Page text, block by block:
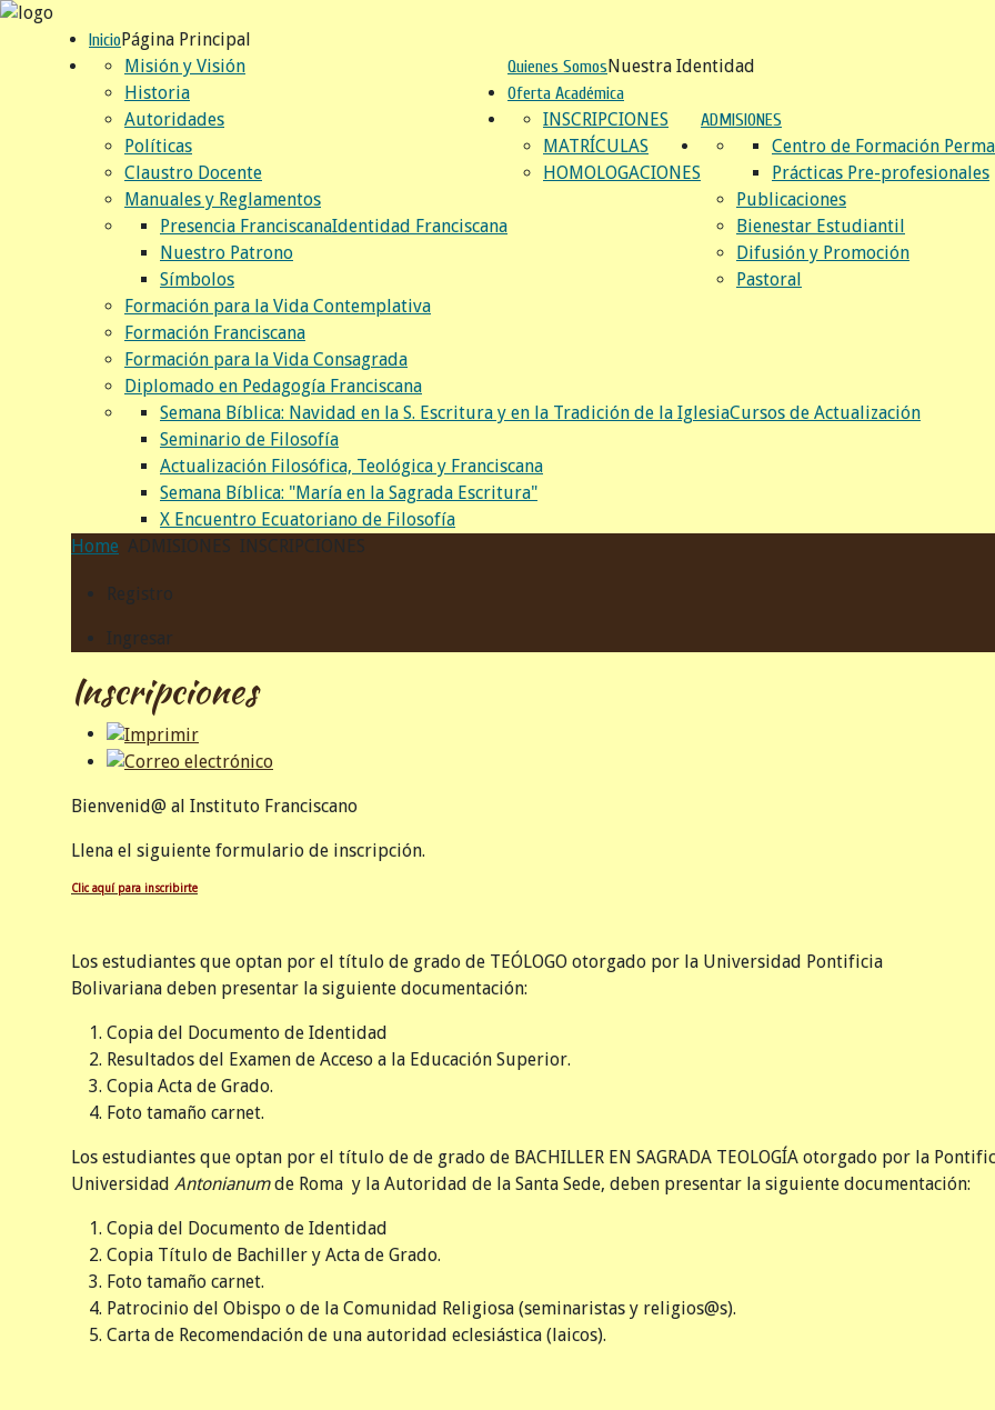
InicioPágina Principal
Quienes SomosNuestra Identidad
Misión y Visión
Historia
Autoridades
Políticas
Claustro Docente
Manuales y Reglamentos
Identidad Franciscana
Presencia Franciscana
Nuestro Patrono
Símbolos
Oferta Académica
ADMISIONES
INSCRIPCIONES
MATRÍCULAS
HOMOLOGACIONES
Centro de Formación
Prácticas Pre-profesionales
Publicaciones
Bienestar Estudiantil
Difusión y Promoción
Pastoral
Formación para la Vida Contemplativa
Formación Franciscana
Formación para la Vida Consagrada
Diplomado en Pedagogía Franciscana
Cursos de Actualización
Semana Bíblica: Navidad en la S. Escritura y en la Tradición de la Iglesia
Seminario de Filosofía
Actualización Filosófica, Teológica y Franciscana
Semana Bíblica: "María en la Sagrada Escritura"
X Encuentro Ecuatoriano de Filosofía
Home ADMISIONES INSCRIPCIONES
Registro
Ingresar
Inscripciones
Bienvenid@ al Instituto Franciscano
Llena el siguiente formulario de inscripción.
Clic aquí para inscribirte
Los estudiantes que optan por el título de grado de TEÓLOGO otorgado por la Universidad Pontificia
Bolivariana deben presentar la siguiente documentación:
Copia del Documento de Identidad
Resultados del Examen de Acceso a la Educación Superior.
Copia Acta de Grado.
Foto tamaño carnet.
Los estudiantes que optan por el título de de grado de BACHILLER EN SAGRADA TEOLOGÍA otorgado por la
Universidad Antonianumde Roma y la Autoridad de la Santa Sede, deben presentar la siguiente documentación:
Copia del Documento de Identidad
Copia Título de Bachiller y Acta de Grado.
Foto tamaño carnet.
Patrocinio del Obispo o de la Comunidad Religiosa (seminaristas y religios@s).
Carta de Recomendación de una autoridad eclesiástica (laicos).